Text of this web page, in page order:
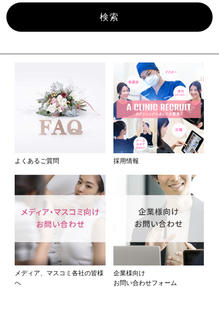
よくあるご質問 採用情報
メディア、マスコミ各社の皆様
へ
企業様向け
お問い合わせフォーム